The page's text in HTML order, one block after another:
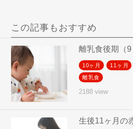
この記事もおすすめ
離乳食後期（
10ヶ月 11ヶ月
離乳食
2188 view
生後11ヶ月の